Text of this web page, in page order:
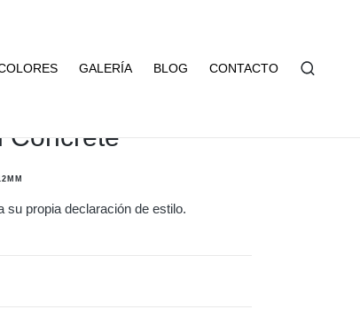
GALERÍA BLOG CONTACTO
Concrete
su propia declaración de estilo.